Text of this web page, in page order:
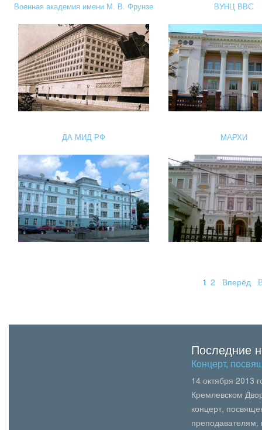
Военная академия имени М. В. Фрунзе ВУНЦ ВВС
ДА МИД РФ МАРХИ
1 2 Вперёд
Последние
Концерт,
14 октября 2013
Кремлевском
концерт,